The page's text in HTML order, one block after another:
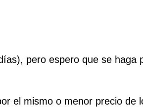
pero espero que se haga
el mismo o menor precio de